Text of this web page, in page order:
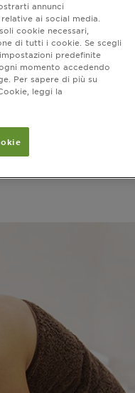
i tuoi capelli avendo
annunci
ai social media.
cookie necessari,
di tutti i cookie. Se scegli
predefinite
momento accedendo
Per sapere di più su
leggi la